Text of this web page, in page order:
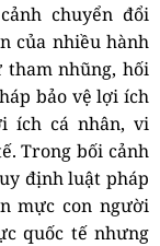
chuyển đổi
của nhiều hành
nhũng, hối
bảo vệ lợi ích
ích cá nhân, vi
Trong bối cảnh
định luật pháp
mực con người
quốc tế nhưng